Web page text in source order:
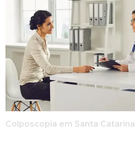
Colposcopia em Santa Catarina